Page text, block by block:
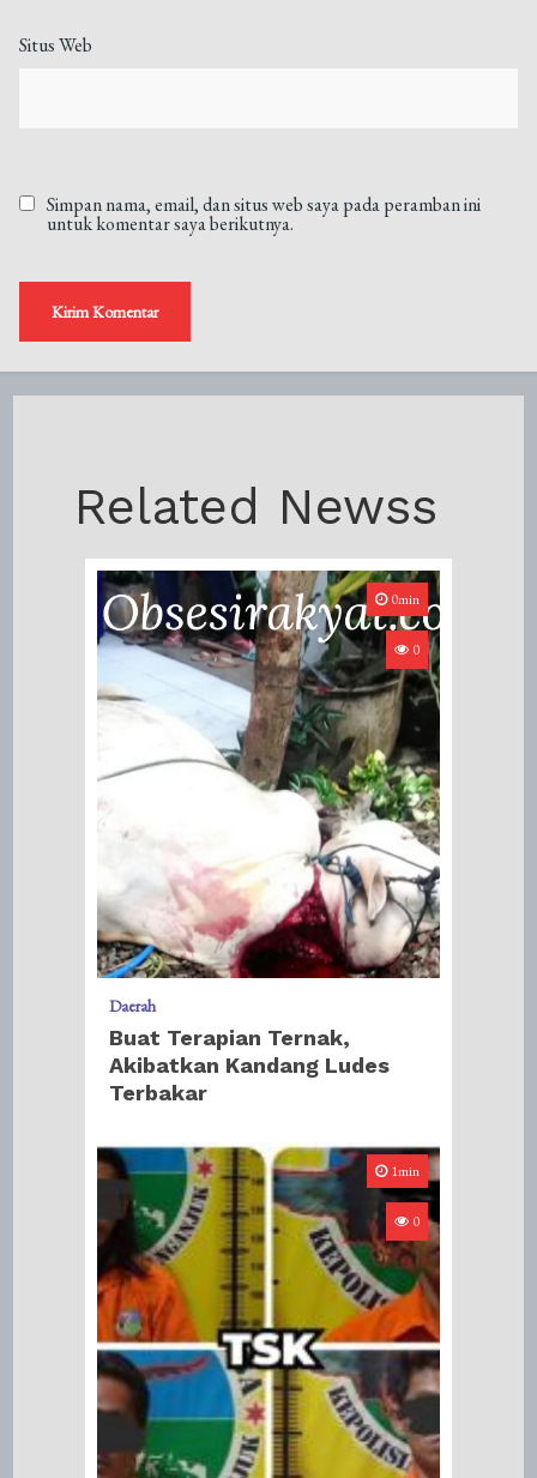
Situs Web
Simpan nama, email, dan situs web saya pada peramban ini
untuk komentar saya berikutnya.
Related Newss
0min
0
Daerah
Buat Terapian Ternak,
Akibatkan Kandang Ludes
Terbakar
1min
0